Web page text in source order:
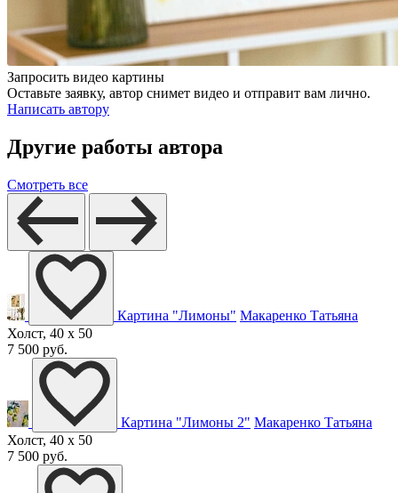
Запросить видео картины
Оставьте заявку, автор снимет видео и отправит вам лично.
Написать автору
Другие работы автора
Смотреть все
Картина "Лимоны" Макаренко Татьяна
Холст, 40 x 50
7 500 руб.
Картина "Лимоны 2" Макаренко Татьяна
Холст, 40 x 50
7 500 руб.